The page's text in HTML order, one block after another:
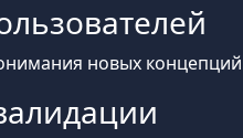
новых